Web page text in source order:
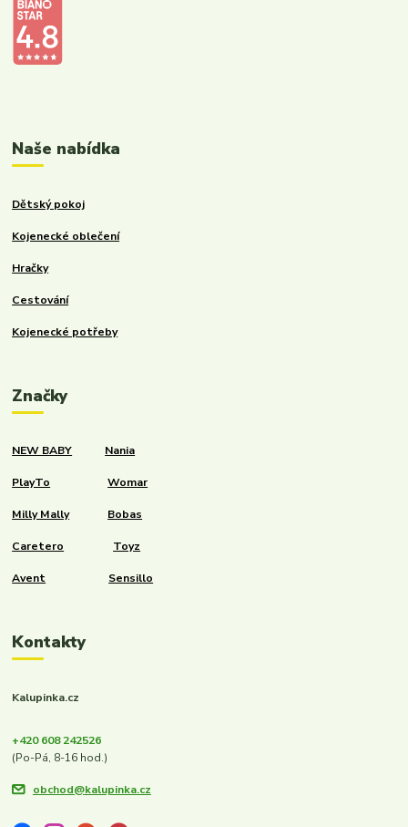
Naše nabídka
Dětský pokoj
Kojenecké oblečení
Hračky
Cestování
Kojenecké potřeby
Značky
NEW BABY Nania
PlayTo Womar
Milly Mally Bobas
Caretero Toyz
Avent Sensillo
Kontakty
Kalupinka.cz
+420 608 242526
(Po-Pá, 8-16 hod.)
obchod@kalupinka.cz